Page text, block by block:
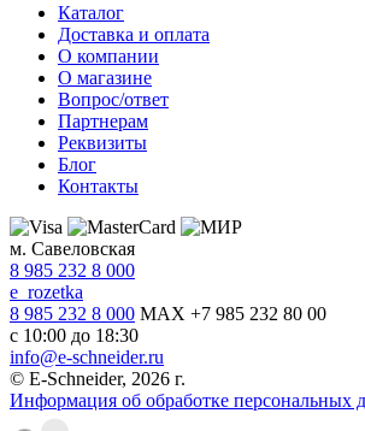
Каталог
Доставка и оплата
О компании
О магазине
Вопрос/ответ
Партнерам
Реквизиты
Блог
Контакты
м. Савеловская
8 985 232 8 000
e_rozetka
8 985 232 8 000 MAX +7 985 232 80 00
с 10:00 до 18:30
info@e-schneider.ru
© E-Schneider, 2026 г.
Информация об обработке персональных